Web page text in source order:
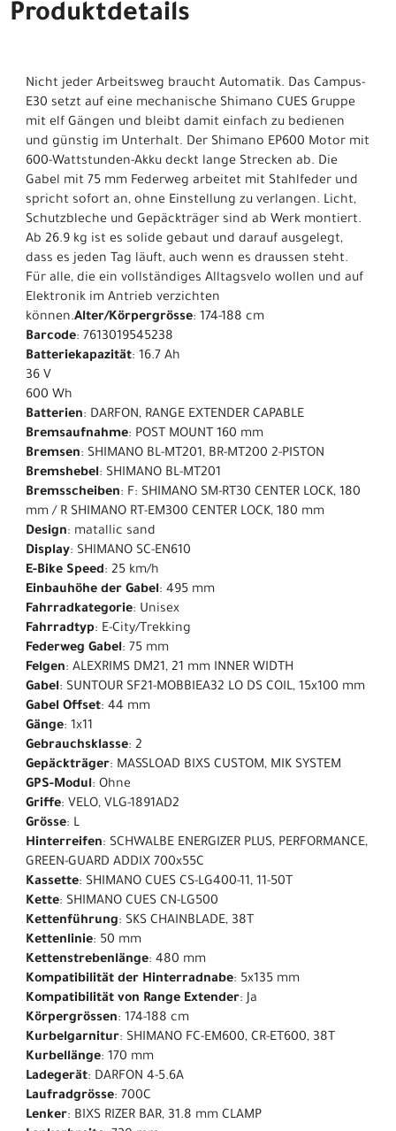
Produktdetails
Nicht jeder Arbeitsweg braucht Automatik. Das Campus-
E30 setzt auf eine mechanische Shimano CUES Gruppe
mit elf Gängen und bleibt damit einfach zu bedienen
und günstig im Unterhalt. Der Shimano EP600 Motor mit
600-Wattstunden-Akku deckt lange Strecken ab. Die
Gabel mit 75 mm Federweg arbeitet mit Stahlfeder und
spricht sofort an, ohne Einstellung zu verlangen. Licht,
Schutzbleche und Gepäckträger sind ab Werk montiert.
Ab 26.9 kg ist es solide gebaut und darauf ausgelegt,
dass es jeden Tag läuft, auch wenn es draussen steht.
Für alle, die ein vollständiges Alltagsvelo wollen und auf
Elektronik im Antrieb verzichten
können.Alter/Körpergrösse: 174-188 cm
Barcode: 7613019545238
Batteriekapazität: 16.7 Ah
36 V
600 Wh
Batterien: DARFON, RANGE EXTENDER CAPABLE
Bremsaufnahme: POST MOUNT 160 mm
Bremsen: SHIMANO BL-MT201, BR-MT200 2-PISTON
Bremshebel: SHIMANO BL-MT201
Bremsscheiben: F: SHIMANO SM-RT30 CENTER LOCK, 180
mm / R SHIMANO RT-EM300 CENTER LOCK, 180 mm
Design: matallic sand
Display: SHIMANO SC-EN610
E-Bike Speed: 25 km/h
Einbauhöhe der Gabel: 495 mm
Fahrradkategorie: Unisex
Fahrradtyp: E-City/Trekking
Federweg Gabel: 75 mm
Felgen: ALEXRIMS DM21, 21 mm INNER WIDTH
Gabel: SUNTOUR SF21-MOBBIEA32 LO DS COIL, 15x100 mm
Gabel Offset: 44 mm
Gänge: 1x11
Gebrauchsklasse: 2
Gepäckträger: MASSLOAD BIXS CUSTOM, MIK SYSTEM
GPS-Modul: Ohne
Griffe: VELO, VLG-1891AD2
Grösse: L
Hinterreifen: SCHWALBE ENERGIZER PLUS, PERFORMANCE,
GREEN-GUARD ADDIX 700x55C
Kassette: SHIMANO CUES CS-LG400-11, 11-50T
Kette: SHIMANO CUES CN-LG500
Kettenführung: SKS CHAINBLADE, 38T
Kettenlinie: 50 mm
Kettenstrebenlänge: 480 mm
Kompatibilität der Hinterradnabe: 5x135 mm
Kompatibilität von Range Extender: Ja
Körpergrössen: 174-188 cm
Kurbelgarnitur: SHIMANO FC-EM600, CR-ET600, 38T
Kurbellänge: 170 mm
Ladegerät: DARFON 4-5.6A
Laufradgrösse: 700C
Lenker: BIXS RIZER BAR, 31.8 mm CLAMP